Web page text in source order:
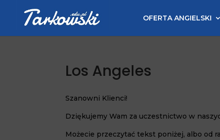
OFERTA ANGIELSKI
Los Angeles
Szanowni Klienci!
Dziękujemy Wam za uczestnictwo w
Możecie przeczytać tekst poniżej, albo od